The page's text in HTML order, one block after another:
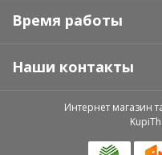
Время работы
Наши контакты
Интернет магазин